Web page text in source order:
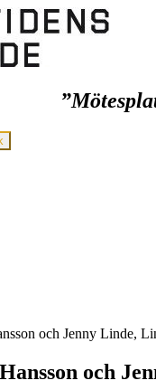
och Jenny Linde,
och